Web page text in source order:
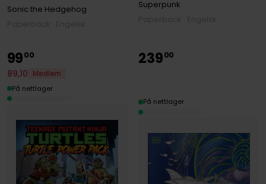
Sonic the Hedgehog
Superpunk
9900
89,10
Medlem
På nettlager
23900
På nettlager